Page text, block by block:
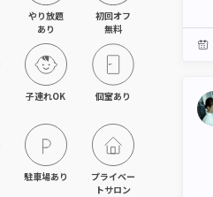
やり放題
あり
初回オフ
無料
子連れOK 個室あり
駐車場あり
プライベー
トサロン